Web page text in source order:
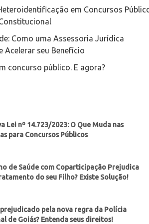
em Concursos
Como uma Assessoria Jurídica
Acelerar seu Benefício
concurso público. E agora?
Lei nº 14.723/2023: O Que Muda nas
para Concursos Públicos
de Saúde com Coparticipação Prejudica
do seu Filho? Existe Solução!
pela nova regra da Polícia
de Goiás? Entenda seus direitos!